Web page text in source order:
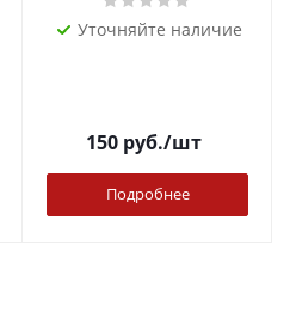
Уточняйте наличие
150руб./шт
Подробнее